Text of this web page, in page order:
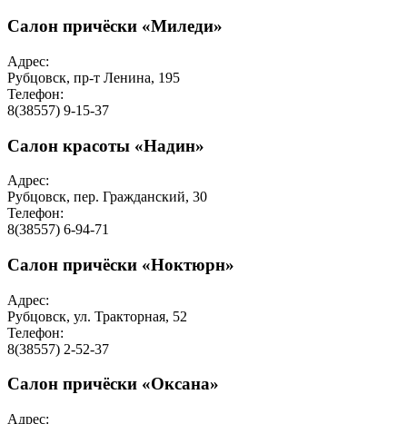
Салон причёски «Миледи»
Адрес:
Рубцовск, пр-т Ленина, 195
Телефон:
8(38557) 9-15-37
Салон красоты «Надин»
Адрес:
Рубцовск, пер. Гражданский, 30
Телефон:
8(38557) 6-94-71
Салон причёски «Ноктюрн»
Адрес:
Рубцовск, ул. Тракторная, 52
Телефон:
8(38557) 2-52-37
Салон причёски «Оксана»
Адрес: